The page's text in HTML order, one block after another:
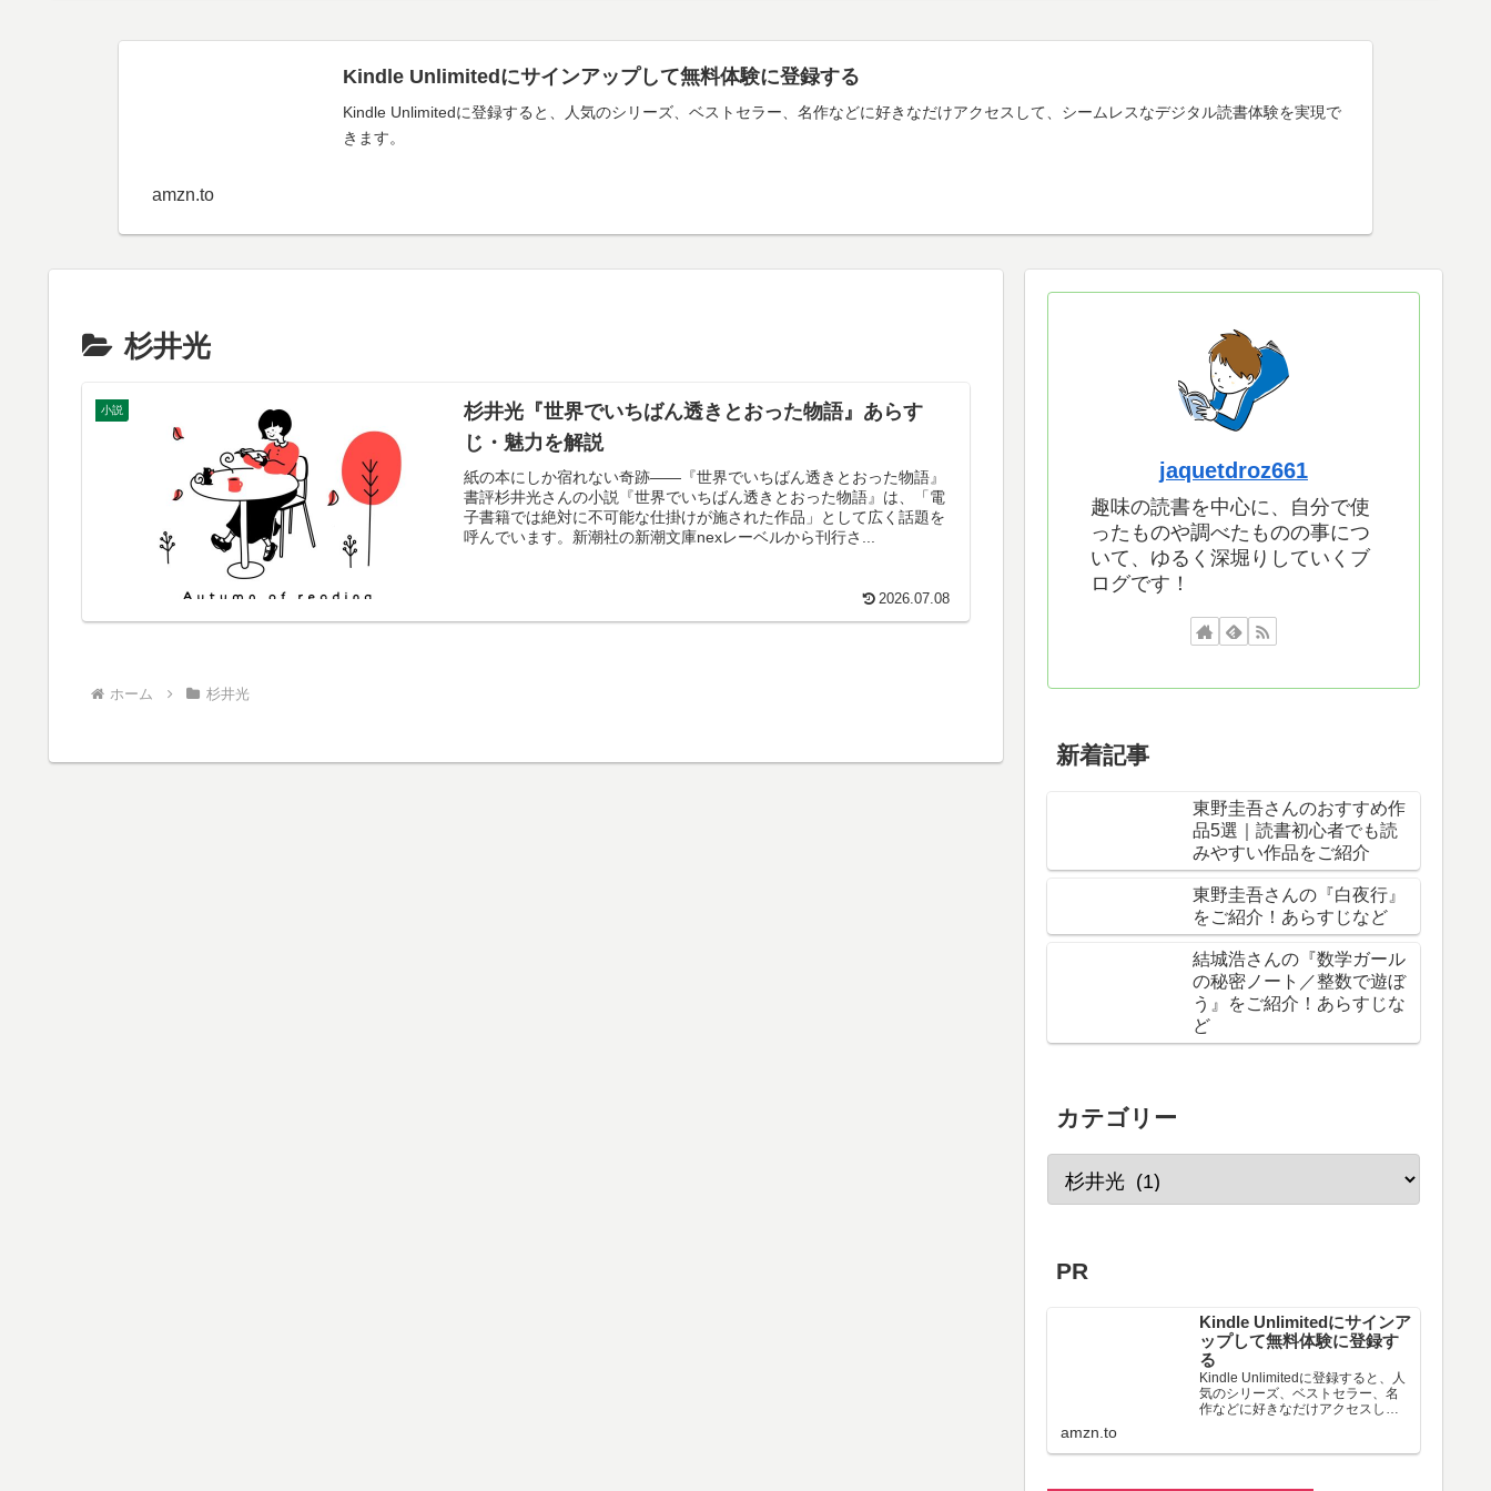
Kindle Unlimitedにサインアップして無料体験に登録する
Kindle Unlimitedに登録すると、人気のシリーズ、ベストセラー、名作などに好きなだけアクセスして、シームレスなデジタル読書体験を実現で
きます。
amzn.to
杉井光
小説
杉井光『世界でいちばん透きとおった物語』あらす
じ・魅力を解説
紙の本にしか宿れない奇跡——『世界でいちばん透きとおった物語』
書評杉井光さんの小説『世界でいちばん透きとおった物語』は、「電
子書籍では絶対に不可能な仕掛けが施された作品」として広く話題を
呼んでいます。新潮社の新潮文庫nexレーベルから刊行さ...
2026.07.08
ホーム 杉井光
jaquetdroz661
趣味の読書を中心に、自分で使
ったものや調べたものの事につ
いて、ゆるく深堀りしていくブ
ログです！
新着記事
東野圭吾さんのおすすめ作
品5選｜読書初心者でも読
みやすい作品をご紹介
東野圭吾さんの『白夜行』
をご紹介！あらすじなど
結城浩さんの『数学ガール
の秘密ノート／整数で遊ぼ
う』をご紹介！あらすじな
ど
カテゴリー
PR
Kindle Unlimitedにサインア
ップして無料体験に登録す
る
Kindle Unlimitedに登録すると、人
気のシリーズ、ベストセラー、名
作などに好きなだけアクセスし
amzn.to